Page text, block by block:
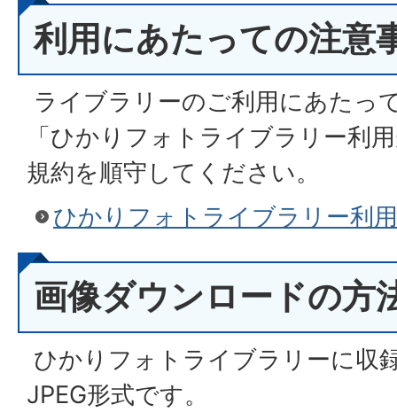
利用にあたっての注意
ライブラリーのご利用にあたっ
「ひかりフォトライブラリー利
規約を順守してください。
ひかりフォトライブラリー利
画像ダウンロードの方
ひかりフォトライブラリーに収
JPEG形式です。